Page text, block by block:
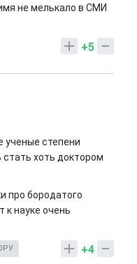
не мелькало в СМИ
+5
ученые степени
хоть доктором
про бородатого
к науке очень
+4